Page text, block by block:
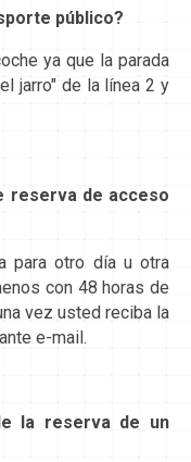
público?
ya que la parada
jarro" de la línea 2 y
reserva de acceso
para otro día u otra
con 48 horas de
vez usted reciba la
e-mail.
la reserva de un